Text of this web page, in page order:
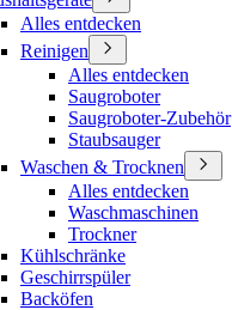
Alles entdecken
Reinigen
Alles entdecken
Saugroboter
Saugroboter-Zubehör
Staubsauger
Waschen & Trocknen
Alles entdecken
Waschmaschinen
Trockner
Kühlschränke
Geschirrspüler
Backöfen